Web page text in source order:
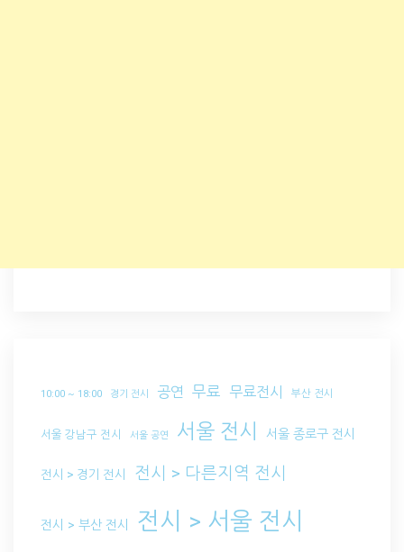
10:00 ~ 18:00 경기 전시 공연 무료 무료전시 부산 전시
서울 강남구 전시 서울 공연 서울 전시 서울 종로구 전시
전시 > 경기 전시 전시 > 다른지역 전시
전시 > 부산 전시 전시 > 서울 전시